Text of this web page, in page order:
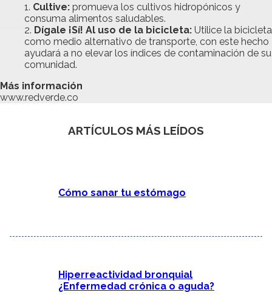
Cultive: promueva los cultivos hidropónicos y
consuma alimentos saludables.
Dígale ¡Sí! Al uso de la bicicleta: Utilice la bicicleta
como medio alternativo de transporte, con este hecho
ayudará a no elevar los índices de contaminación de su
comunidad.
Más información
www.redverde.co
ARTÍCULOS MÁS LEÍDOS
Cómo sanar tu estómago
Hiperreactividad bronquial
¿Enfermedad crónica o aguda?